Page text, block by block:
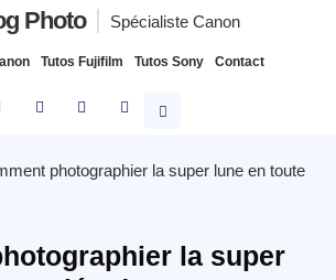
Photo Spécialiste Canon
Tutos Fujifilm Tutos Sony Contact
photographier la super lune en toute
la super